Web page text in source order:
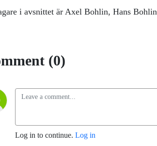
i avsnittet är Axel Bohlin, Hans
(0)
Log in to continue. Log in